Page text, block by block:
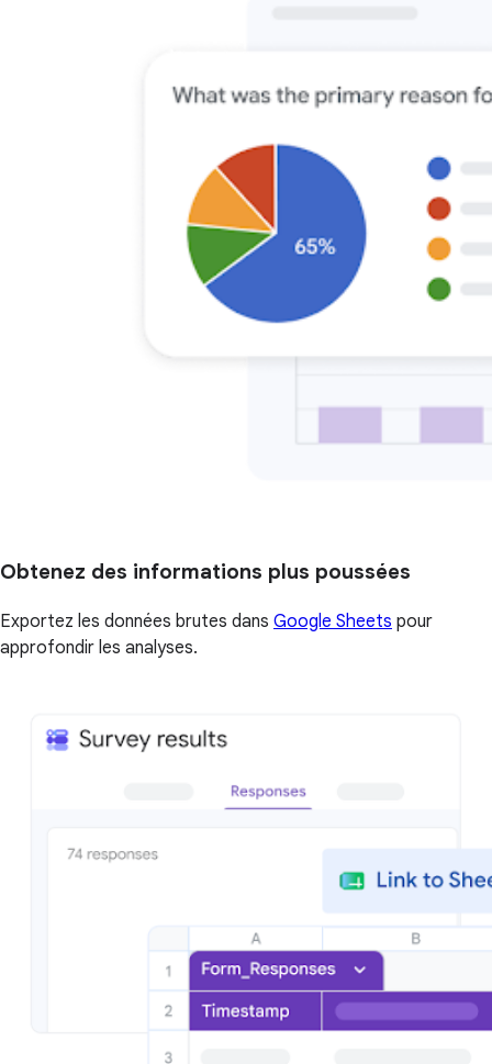
Obtenez des informations plus poussées
Exportez les données brutes dans Google Sheets pour
approfondir les analyses.